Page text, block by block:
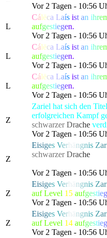
Vor 2 Tagen - 10:56
L
Cálëca Laís ist an ihre
aufgestiegen.
Vor 2 Tagen - 10:56
L
Cálëca Laís ist an ihre
aufgestiegen.
Vor 2 Tagen - 10:56
L
Cálëca Laís ist an ihre
aufgestiegen.
Vor 2 Tagen - 10:56
Z
Zariel hat sich den Titel
erfolgreichen Kampf
schwarzer Drache
Vor 2 Tagen - 10:56
Z
Eisiges Ver ängnis Zar
schwarzer Drache
Vor 2 Tagen - 10:56
Z
Eisiges Ver ängnis Zar
auf Level 15 aufgestieg
Vor 2 Tagen - 10:56
Z
Eisiges Ver ängnis Zar
auf Level 14 aufgestieg
Vor 2 Tagen - 10:56